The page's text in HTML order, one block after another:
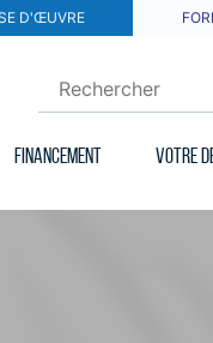
D'ŒUVRE
FINANCEMENT VOTRE